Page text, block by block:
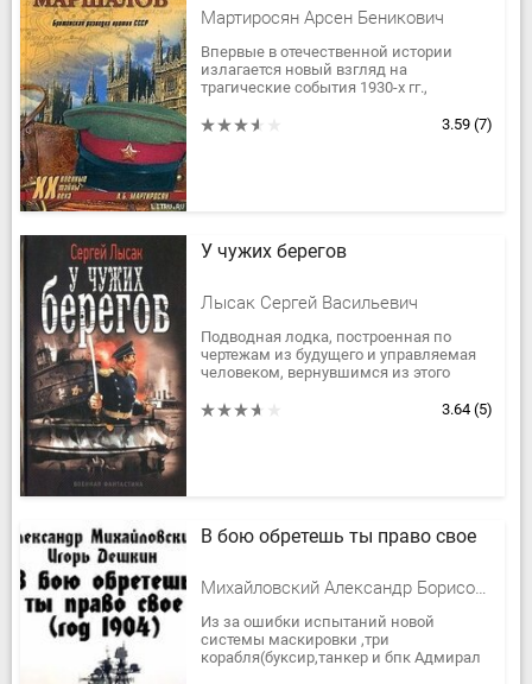
Мартиросян Арсен Беникович
Впервые в отечественной истории
излагается новый взгляд на
трагические события 1930-х гг.,
СССР во главе с Тухачевским....
3.59 (7)
У чужих берегов
Лысак Сергей Васильевич
Подводная лодка, построенная по
чертежам из будущего и управляемая
человеком, вернувшимся из этого
войн, в том числе и Битву за...
3.64 (5)
В бою обретешь ты право свое
Михайловский Александр Борисович, Дешкин Игорь Эмильевич
Из за ошибки испытаний новой
системы маскировки ,три
корабля(буксир,танкер и бпк Адмирал